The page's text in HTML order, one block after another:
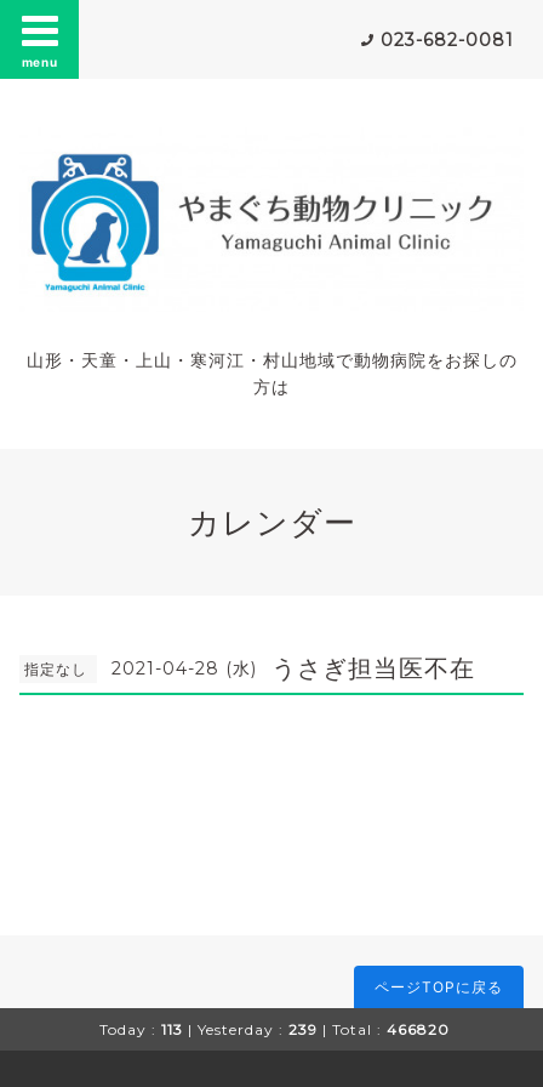
menu
023-682-0081
山形・天童・上山・寒河江・村山地域で動物病院をお探しの
方は
カレンダー
指定なし 2021-04-28 (水) うさぎ担当医不在
ページTOPに戻る
Today : 113 | Yesterday : 239 | Total : 466820